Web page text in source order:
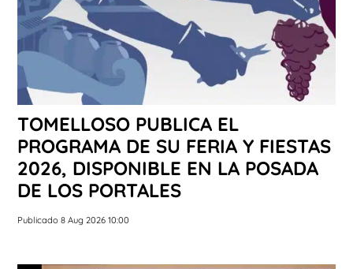
TOMELLOSO PUBLICA EL
PROGRAMA DE SU FERIA Y FIESTAS
2026, DISPONIBLE EN LA POSADA
DE LOS PORTALES
Publicado 8 Aug 2026 10:00